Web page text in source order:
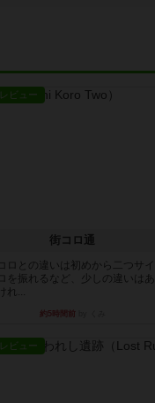
レビュー
街コロ通
コロとの違いは初めから二つサイ
を振れるなど、少しの違いはあ
れ...
約5時間前
レビュー